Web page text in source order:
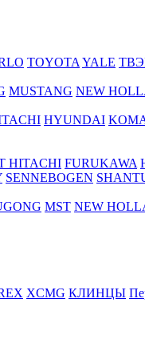
TOYOTA YALE
MUSTANG NEW
HYUNDAI
HITACHI FURUKAWA
SENNEBOGEN
MST NEW
XCMG КЛИНЦЫ